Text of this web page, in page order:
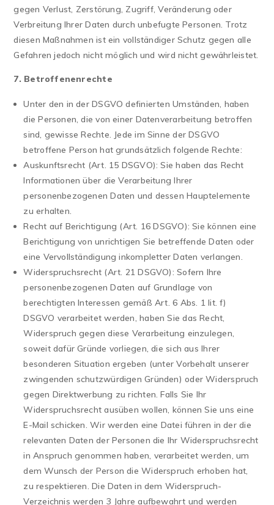
gegen Verlust, Zerstörung, Zugriff, Veränderung oder
Verbreitung Ihrer Daten durch unbefugte Personen. Trotz
diesen Maßnahmen ist ein vollständiger Schutz gegen alle
Gefahren jedoch nicht möglich und wird nicht gewährleistet.
7. Betroffenenrechte
Unter den in der DSGVO definierten Umständen, haben
die Personen, die von einer Datenverarbeitung betroffen
sind, gewisse Rechte. Jede im Sinne der DSGVO
betroffene Person hat grundsätzlich folgende Rechte:
Auskunftsrecht (Art. 15 DSGVO): Sie haben das Recht
Informationen über die Verarbeitung Ihrer
personenbezogenen Daten und dessen Hauptelemente
zu erhalten.
Recht auf Berichtigung (Art. 16 DSGVO): Sie können eine
Berichtigung von unrichtigen Sie betreffende Daten oder
eine Vervollständigung inkompletter Daten verlangen.
Widerspruchsrecht (Art. 21 DSGVO): Sofern Ihre
personenbezogenen Daten auf Grundlage von
berechtigten Interessen gemäß Art. 6 Abs. 1 lit. f)
DSGVO verarbeitet werden, haben Sie das Recht,
Widerspruch gegen diese Verarbeitung einzulegen,
soweit dafür Gründe vorliegen, die sich aus Ihrer
besonderen Situation ergeben (unter Vorbehalt unserer
zwingenden schutzwürdigen Gründen) oder Widerspruch
gegen Direktwerbung zu richten. Falls Sie Ihr
Widerspruchsrecht ausüben wollen, können Sie uns eine
E-Mail schicken. Wir werden eine Datei führen in der die
relevanten Daten der Personen die Ihr Widerspruchsrecht
in Anspruch genommen haben, verarbeitet werden, um
dem Wunsch der Person die Widerspruch erhoben hat,
zu respektieren. Die Daten in dem Widerspruch-
Verzeichnis werden 3 Jahre aufbewahrt und werden